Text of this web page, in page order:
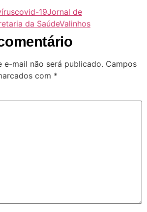
covid-19Jornal de
da SaúdeValinhos
e-mail não será publicado. Campos
com *